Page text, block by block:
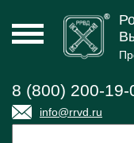
8 (800) 200-19-
info@rrvd.ru